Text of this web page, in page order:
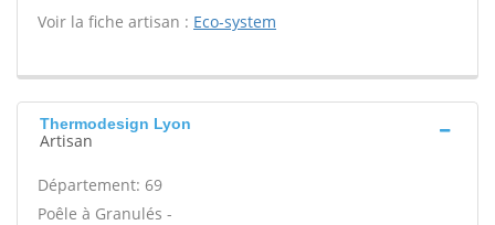
Voir la fiche artisan : Eco-system
Thermodesign Lyon
Artisan
Département: 69
Poêle à Granulés -